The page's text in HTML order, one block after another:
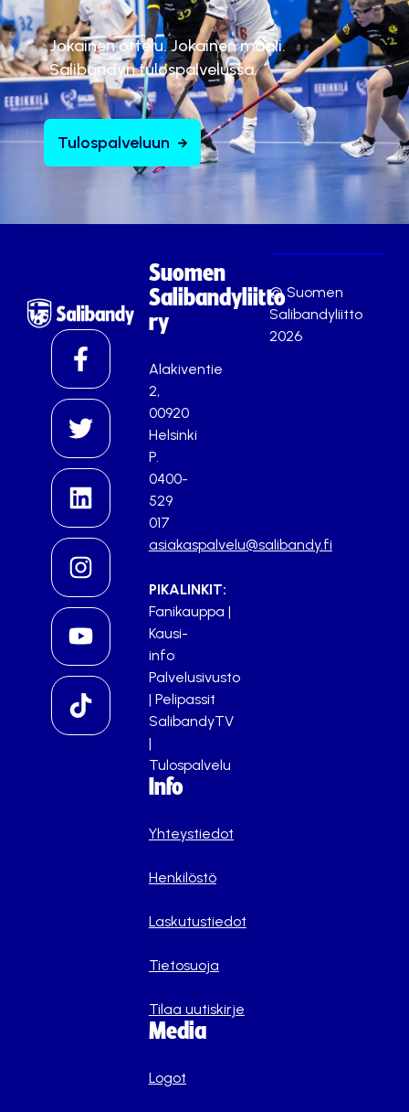
Jokainen ottelu. Jokainen maali.
Salibandyn tulospalvelussa.
Tulospalveluun
Suomen
Salibandyliitto
ry
Alakiventie
2,
00920
Helsinki
P.
0400-
529
017
asiakaspalvelu@salibandy.fi
PIKALINKIT:
Fanikauppa |
Kausi-
info
Palvelusivusto
| Pelipassit
SalibandyTV
|
Tulospalvelu
Info
Yhteystiedot
Henkilöstö
Laskutustiedot
Tietosuoja
Tilaa uutiskirje
Media
Logot
© Suomen
Salibandyliitto
2026